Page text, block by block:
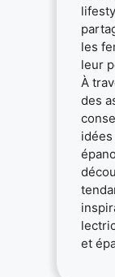
les
leur
À
des
et